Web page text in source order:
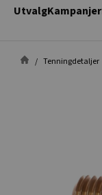
UtvalgKampanjer
Tenningdetaljer